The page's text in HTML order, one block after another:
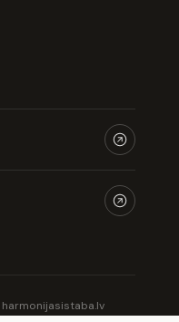
harmonijasistaba.lv